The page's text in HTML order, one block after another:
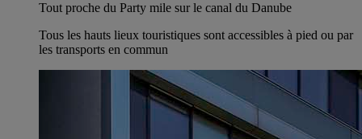
Tout proche du Party mile sur le canal du Danube
Tous les hauts lieux touristiques sont accessibles à pied ou par
les transports en commun